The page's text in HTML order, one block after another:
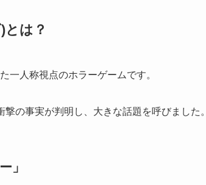
は？
一人称視点のホラーゲームです。
の事実が判明し、大きな話題を呼びました。
」